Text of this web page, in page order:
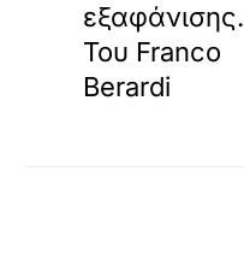
εξαφάνισης.
Του Franco
Berardi